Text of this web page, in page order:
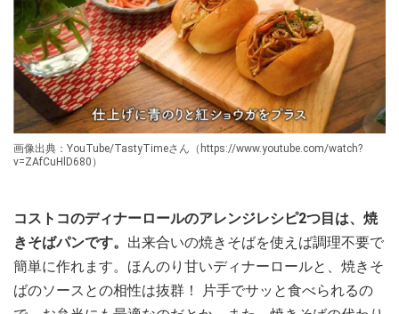
画像出典：YouTube/TastyTimeさん（https://www.youtube.com/watch?
v=ZAfCuHlD680）
コストコのディナーロールのアレンジレシピ2つ目は、焼
きそばパンです。 出来合いの焼きそばを使えば調理不要で
簡単に作れます。ほんのり甘いディナーロールと、焼きそ
ばのソースとの相性は抜群！ 片手でサッと食べられるの